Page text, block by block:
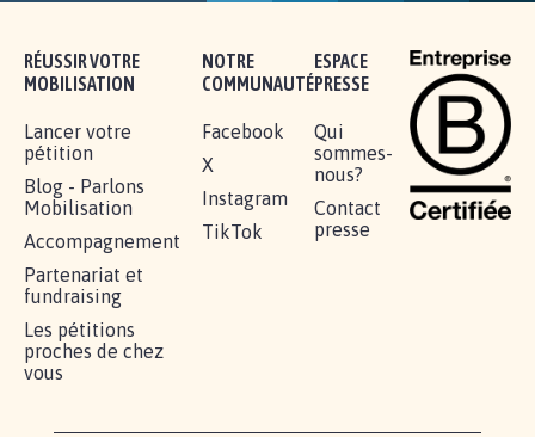
RÉUSSIR VOTRE
MOBILISATION
Lancer votre
pétition
Blog - Parlons
Mobilisation
Accompagnement
Partenariat et
fundraising
Les pétitions
proches de chez
vous
NOTRE
COMMUNAUTÉ
Facebook
X
Instagram
TikTok
ESPACE
PRESSE
Qui
sommes-
nous?
Contact
presse